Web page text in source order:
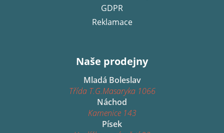
GDPR
Reklamace
Naše prodejny
Mladá Boleslav
Třída T.G.Masaryka 1066
Náchod
Kamenice 143
Písek